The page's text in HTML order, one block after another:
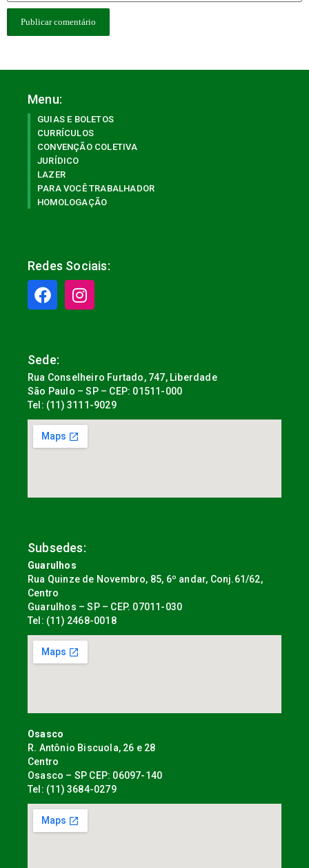
Menu:
GUIAS E BOLETOS
CURRÍCULOS
CONVENÇÃO COLETIVA
JURÍDICO
LAZER
PARA VOCÊ TRABALHADOR
HOMOLOGAÇÃO
Redes Sociais:
Sede:
Rua Conselheiro Furtado, 747, Liberdade
São Paulo – SP – CEP: 01511-000
Tel: (11) 3111-9029
Subsedes:
Guarulhos
Rua Quinze de Novembro, 85, 6º andar, Conj.61/62,
Centro
Guarulhos – SP – CEP. 07011-030
Tel: (11) 2468-0018
Osasco
R. Antônio Biscuola, 26 e 28
Centro
Osasco – SP CEP: 06097-140
Tel: (11) 3684-0279